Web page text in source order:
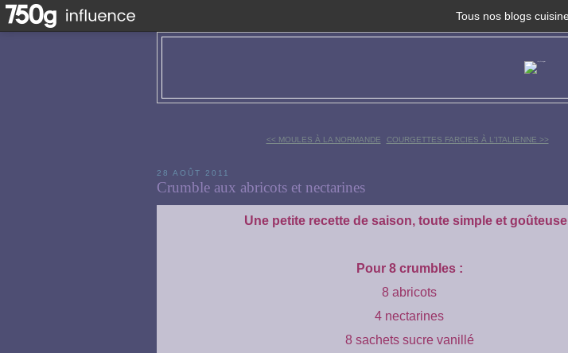
Tous nos blogs
<< MOULES À LA NORMANDE COURGETTES FARCIES À L'ITALIENNE >>
28 AOÛT 2011
Crumble aux abricots et nectarines
Une petite recette de saison, toute simple et
Pour 8 crumbles :
8 abricots
4 nectarines
8 sachets sucre vanillé